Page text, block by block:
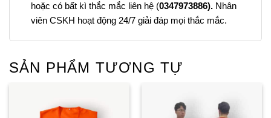
hoặc có bất kì thắc mắc liên hệ (0347973886). Nhân
viên CSKH hoạt động 24/7 giải đáp mọi thắc mắc.
SẢN PHẨM TƯƠNG TỰ